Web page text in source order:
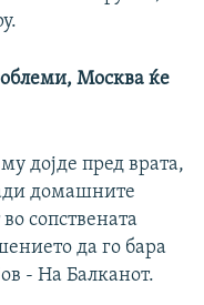
Москва ќе
дојде пред врата,
домашните
сопствената
да го бара
- На Балканот.